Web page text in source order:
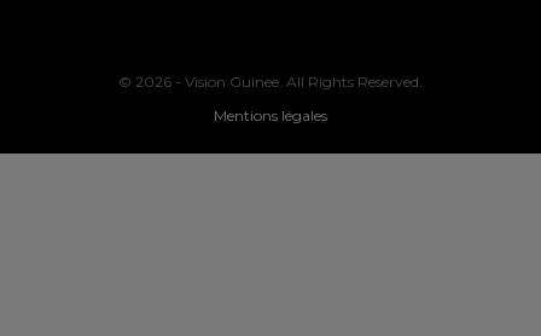
© 2026 - Vision Guinee. All Rights Reserved.
Mentions légales